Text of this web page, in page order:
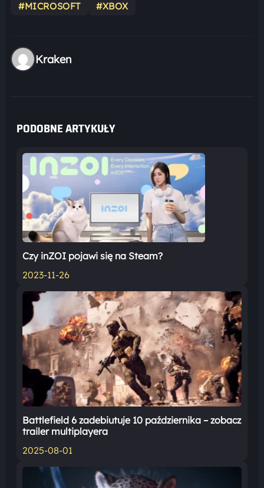
#MICROSOFT
#XBOX
Kraken
PODOBNE ARTYKUŁY
Czy inZOI pojawi się na Steam?
2023-11-26
Battlefield 6 zadebiutuje 10 października – zobacz
trailer multiplayera
2025-08-01